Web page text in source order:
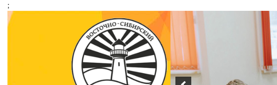
;
Пропустить
контент